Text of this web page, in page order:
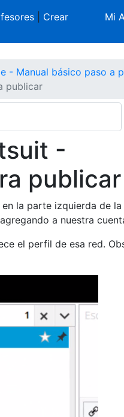
| Crear
Mi
- Manual básico paso a
publicar
-
publicar
la parte izquierda de
a nuestra
el perfil de esa red.